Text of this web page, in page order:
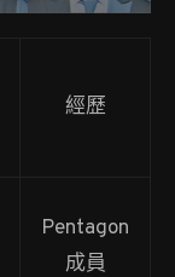
經歷
Pentagon
成員